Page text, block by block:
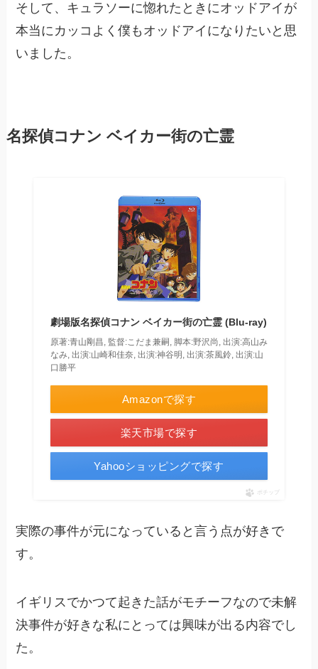
そして、キュラソーに惚れたときにオッドアイが
本当にカッコよく僕もオッドアイになりたいと思
いました。
名探偵コナン ベイカー街の亡霊
劇場版名探偵コナン ベイカー街の亡霊 (Blu-ray)
原著:青山剛昌, 監督:こだま兼嗣, 脚本:野沢尚, 出演:高山み
なみ, 出演:山崎和佳奈, 出演:神谷明, 出演:茶風鈴, 出演:山
口勝平
Amazonで探す
楽天市場で探す
Yahooショッピングで探す
ポチップ
実際の事件が元になっていると言う点が好きで
す。
イギリスでかつて起きた話がモチーフなので未解
決事件が好きな私にとっては興味が出る内容でし
た。